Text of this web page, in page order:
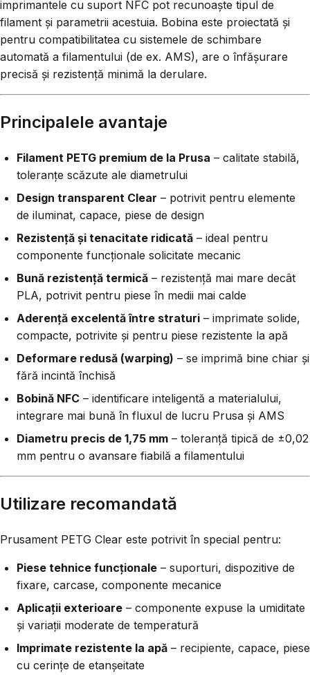
imprimantele cu suport NFC pot recunoaște tipul de
filament și parametrii acestuia. Bobina este proiectată și
pentru compatibilitatea cu sistemele de schimbare
automată a filamentului (de ex. AMS), are o înfășurare
precisă și rezistență minimă la derulare.
Principalele avantaje
Filament PETG premium de la Prusa – calitate stabilă,
toleranțe scăzute ale diametrului
Design transparent Clear – potrivit pentru elemente
de iluminat, capace, piese de design
Rezistență și tenacitate ridicată – ideal pentru
componente funcționale solicitate mecanic
Bună rezistență termică – rezistență mai mare decât
PLA, potrivit pentru piese în medii mai calde
Aderență excelentă între straturi – imprimate solide,
compacte, potrivite și pentru piese rezistente la apă
Deformare redusă (warping) – se imprimă bine chiar și
fără incintă închisă
Bobină NFC – identificare inteligentă a materialului,
integrare mai bună în fluxul de lucru Prusa și AMS
Diametru precis de 1,75 mm – toleranță tipică de ±0,02
mm pentru o avansare fiabilă a filamentului
Utilizare recomandată
Prusament PETG Clear este potrivit în special pentru:
Piese tehnice funcționale – suporturi, dispozitive de
fixare, carcase, componente mecanice
Aplicații exterioare – componente expuse la umiditate
și variații moderate de temperatură
Imprimate rezistente la apă – recipiente, capace, piese
cu cerințe de etanșeitate